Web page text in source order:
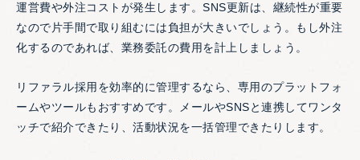
運営費や外注コストが発生します。SNS更新は、継続性が重要
なので片手間で取り組むには負担が大きいでしょう。もし外注
化するのであれば、業務委託の費用を計上しましょう。
リファラル採用を効率的に管理するなら、専用のプラットフォ
ームやツールもおすすめです。メールやSNSと連携してワンタ
ッチで紹介できたり、活動状況を一括管理できたりします。